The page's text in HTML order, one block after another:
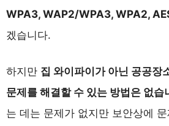
WPA3, WAP2/WPA3, WPA2,
겠습니다.
하지만 집 와이파이가 아닌 공공장
문제를 해결할 수 있는 방법은 없습
는 데는 문제가 없지만 보안상에